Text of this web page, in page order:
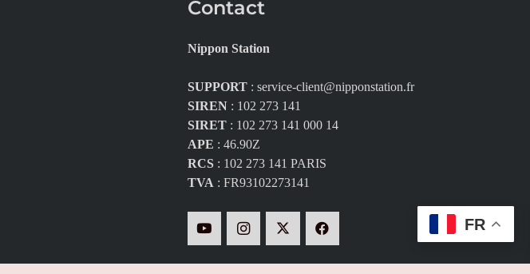
Contact
Nippon Station
SUPPORT: service-client@nipponstation.fr
SIREN: 102 273 141
SIRET: 102 273 141 000 14
APE : 46.90Z
RCS: 102 273 141 PARIS
TVA: FR93102273141
FR